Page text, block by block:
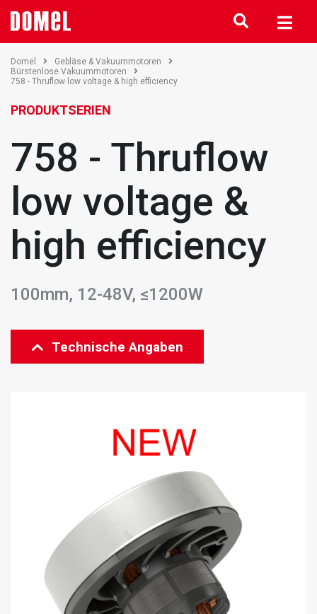
Domel
Gebläse & Vakuummotoren
Bürstenlose Vakuummotoren
758 - Thruflow low voltage & high efficiency
PRODUKTSERIEN
758 - Thruflow
low voltage &
high efficiency
100mm, 12-48V, ≤1200W
Technische Angaben